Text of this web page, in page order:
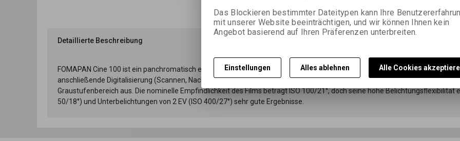
Detaillierte Beschreibung
FOMAPAN Cine 100 ist ein panchromatisch empfindlicher Schwarzweiß-Negativfilm. Er ist primär für die Aufnahme mit
anschließende Digitalisierung (Scannen, Nachbearbeitung) vorgesehen. Er zeichnet sich durch geringe Körnigkeit, hohe
Graustufenbereich aus. Die nominelle Empfindlichkeit des Films beträgt ISO 100/21°, doch seine hohe Belichtungsflexibilität
50/18°) und Unterbelichtungen von 2 EV (ISO 400/27°) sehr gute Ergebnisse.
Das Blockieren bestimmter Dateitypen kann Ihre
mit unserer Website beeinträchtigen, und wir können Ihnen kein
Angebot basierend auf Ihren Präferenzen unterbreiten.
Einstellungen Alles ablehnen Alle Cookies